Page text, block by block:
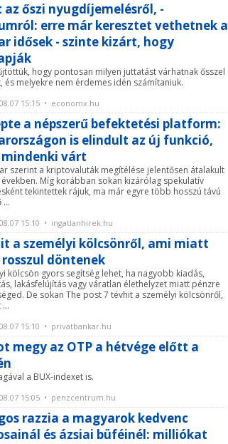
az őszi nyugdíjemelésről, -
erre már keresztet vethetnek a
idősek - szinte kizárt, hogy
hogy pontosan milyen juttatást várhatnak ősszel
és melyekre nem érdemes idén számítaniuk.
15:15 • economx.hu
a népszerű befektetési platform:
is elindult az új funkció,
várt
szerint a kriptovaluták megítélése jelentősen átalakult
Míg korábban sokan kizárólag spekulatív
tekintettek rájuk, ma már egyre több hosszú távú
...
15:10 • ingatlanhirek.hu
a személyi kölcsönről, ami miatt
döntenek
kölcsön gyors segítség lehet, ha nagyobb kiadás,
lakásfelújítás vagy váratlan élethelyzet miatt pénzre
De sokan The post 7 tévhit a személyi kölcsönről,
15:10 • privatbankar.hu
megy az OTP a hétvége előtt a
a BUX-indexet is.
15:05 • penzcentrum.hu
razzia a magyarok kedvenc
és ázsiai büféinél: milliókat